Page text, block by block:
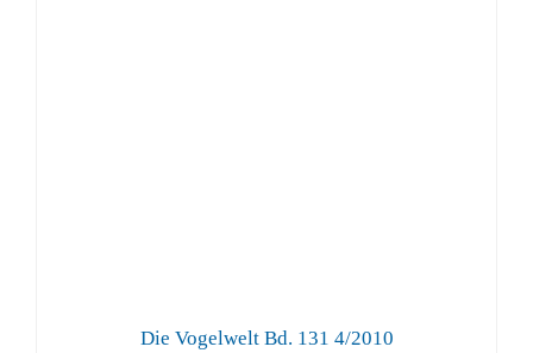
Die Vogelwelt Bd. 131 4/2010